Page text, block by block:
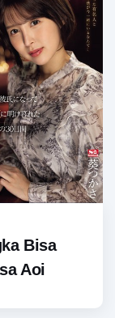
Bisa
Aoi